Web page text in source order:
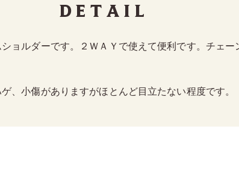
Detail
ョルダーです。２ＷＡＹで使えて便利です。チェー
、小傷がありますがほとんど目立たない程度です。